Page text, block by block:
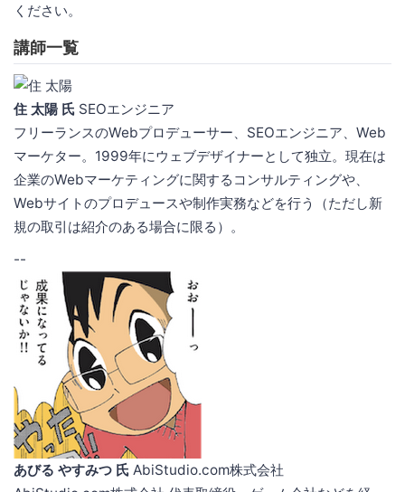
ください。
講師一覧
住 太陽 氏 SEOエンジニア
フリーランスのWebプロデューサー、SEOエンジニア、Web
マーケター。1999年にウェブデザイナーとして独立。現在は
企業のWebマーケティングに関するコンサルティングや、
Webサイトのプロデュースや制作実務などを行う（ただし新
規の取引は紹介のある場合に限る）。
--
あびる やすみつ 氏 AbiStudio.com株式会社